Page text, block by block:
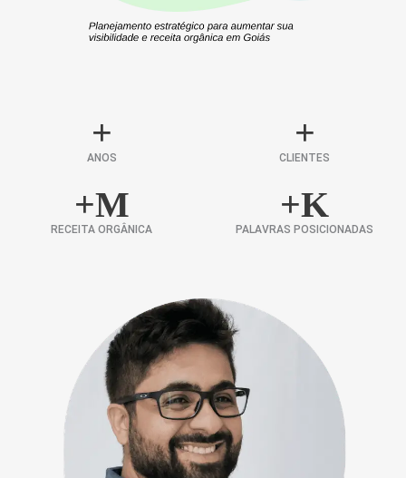
+
ANOS
+
CLIENTES
+M
RECEITA ORGÂNICA
+K
PALAVRAS POSICIONADAS